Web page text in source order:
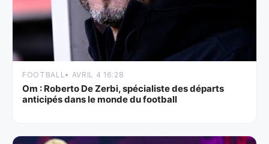
FOOTBALL• AVRIL 4 16:28
Om : Roberto De Zerbi, spécialiste des départs
anticipés dans le monde du football